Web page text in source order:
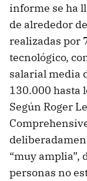
informe se ha
de alrededor
realizadas por
tecnológico,
salarial media
130.000 hasta
Según Roger
“muy amplia”,
personas no